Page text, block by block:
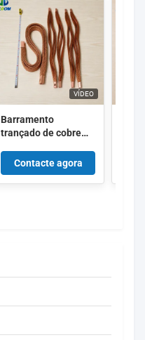
VÍDEO
Barramento
trançado de cobre
personalizáveis ​​com
alta eficiência
condutiva e
Contacte agora